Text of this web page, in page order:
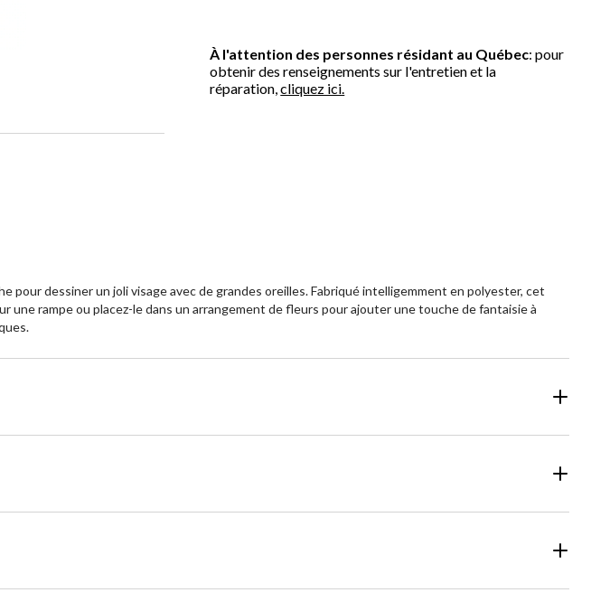
À l'attention des personnes résidant au Québec: pour
obtenir des renseignements sur l'entretien et la
réparation,cliquez ici.
pour dessiner un joli visage avec de grandes oreilles. Fabriqué intelligemment en polyester, cet
rampe ou placez-le dans un arrangement de fleurs pour ajouter une touche de fantaisie à